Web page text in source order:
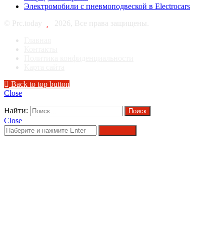
Электромобили с пневмоподвеской в Electrocars
© Prc.today
2026, Все права защищены.
Back to top button
Close
Найти:
Close